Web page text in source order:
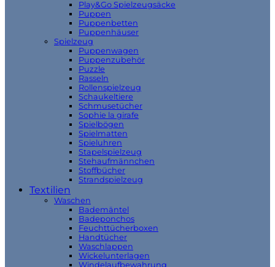
Play&Go Spielzeugsäcke
Puppen
Puppenbetten
Puppenhäuser
Spielzeug
Puppenwagen
Puppenzubehör
Puzzle
Rasseln
Rollenspielzeug
Schaukeltiere
Schmusetücher
Sophie la girafe
Spielbögen
Spielmatten
Spieluhren
Stapelspielzeug
Stehaufmännchen
Stoffbücher
Strandspielzeug
Textilien
Waschen
Bademäntel
Badeponchos
Feuchttücherboxen
Handtücher
Waschlappen
Wickelunterlagen
Windelaufbewahrung